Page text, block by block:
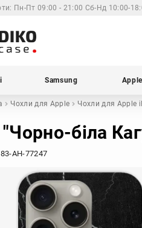
Пн-Пт 09:00 - 21:00 Сб-Нд 10:00-
Samsung Apple
Чохли для Apple Чохли для Apple
біла
AH-77247